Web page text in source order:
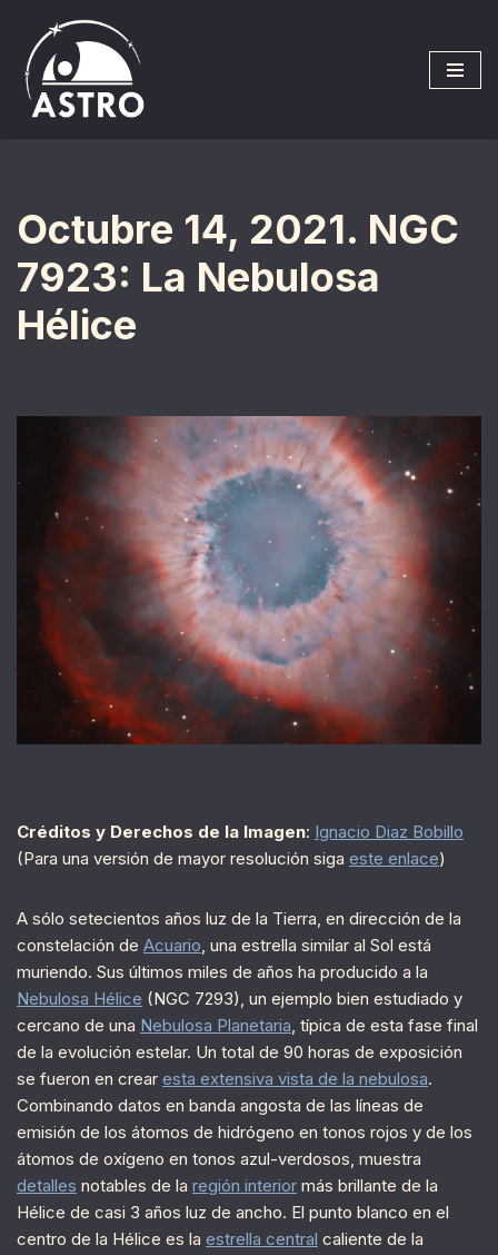
Saltar
al
contenido
Octubre 14, 2021. NGC
7923: La Nebulosa
Hélice
Créditos y Derechos de la Imagen: Ignacio Diaz Bobillo
(Para una versión de mayor resolución siga este enlace)
A sólo setecientos años luz de la Tierra, en dirección de la
constelación de Acuario, una estrella similar al Sol está
muriendo. Sus últimos miles de años ha producido a la
Nebulosa Hélice (NGC 7293), un ejemplo bien estudiado y
cercano de una Nebulosa Planetaria, típica de esta fase final
de la evolución estelar. Un total de 90 horas de exposición
se fueron en crear esta extensiva vista de la nebulosa.
Combinando datos en banda angosta de las líneas de
emisión de los átomos de hidrógeno en tonos rojos y de los
átomos de oxígeno en tonos azul-verdosos, muestra
detalles notables de la región interior más brillante de la
Hélice de casi 3 años luz de ancho. El punto blanco en el
centro de la Hélice es la estrella central caliente de la